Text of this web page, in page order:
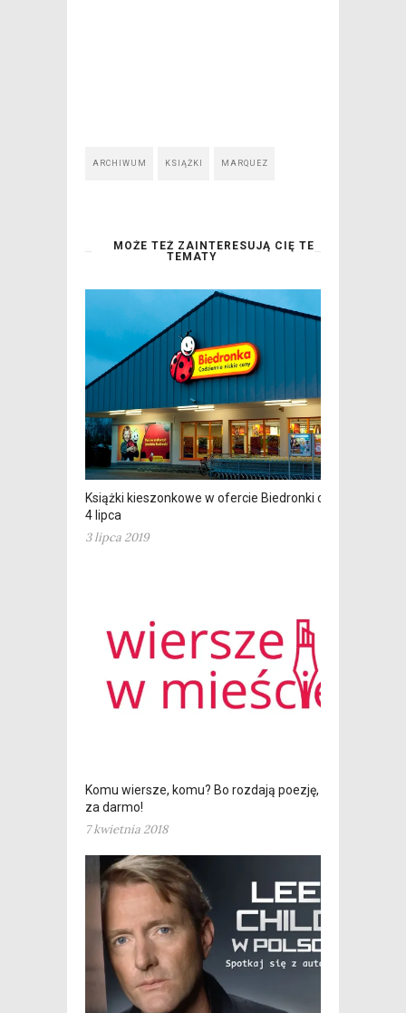
ARCHIWUM KSIĄŻKI MARQUEZ
MOŻE TEŻ ZAINTERESUJĄ CIĘ TE
TEMATY
Książki kieszonkowe w ofercie Biedronki od
4 lipca
3 lipca 2019
Komu wiersze, komu? Bo rozdają poezję,
za darmo!
7 kwietnia 2018